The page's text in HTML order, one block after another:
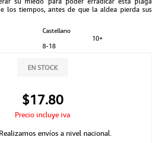
los tiempos, antes de que la aldea pierda sus
Castellano
10+
8-18
EN STOCK
$17.80
Precio incluye iva
Realizamos envíos a nivel nacional.